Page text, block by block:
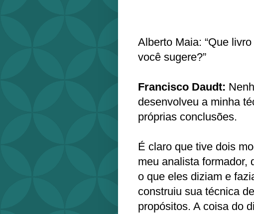
Alberto Maia: “Que
você sugere?”
Francisco Daudt:
desenvolveu a minha
próprias conclusões.
É claro que tive dois
meu analista formador,
o que eles diziam e
construiu sua técnica
propósitos. A coisa do